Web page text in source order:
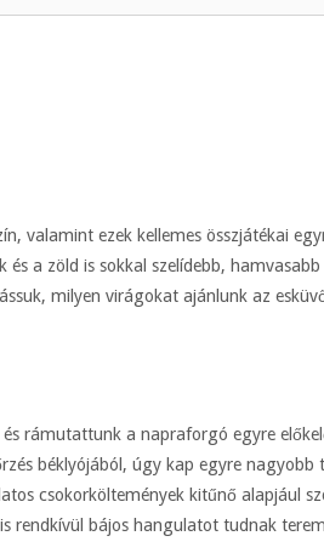
valamint ezek kellemes összjátékai
a zöld is sokkal szelídebb,
milyen virágokat ajánlunk az
rámutattunk a napraforgó egyre
béklyójából, úgy kap egyre nagyobb
csokorköltemények kitűnő alapjául
rendkívül bájos hangulatot tudnak